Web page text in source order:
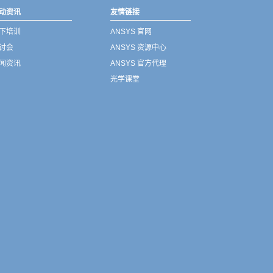
资讯
培训
会
资讯
友情链接
ANSYS 官网
ANSYS 资源中心
ANSYS 官方代理
光学课堂